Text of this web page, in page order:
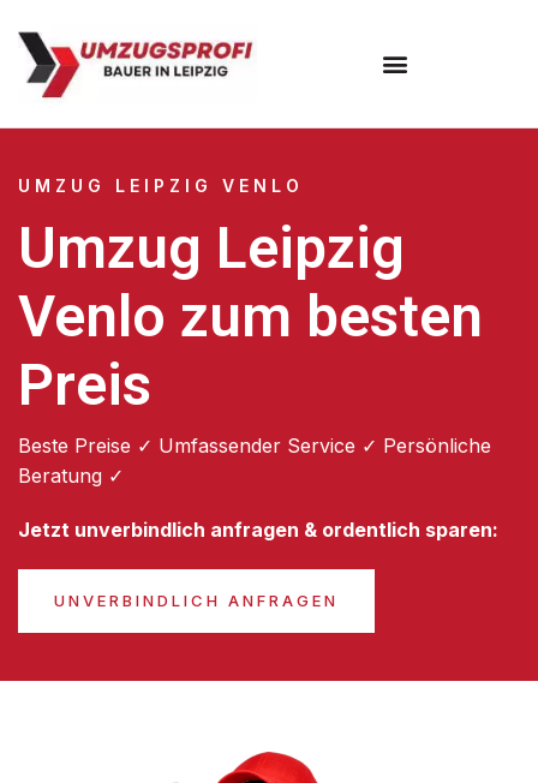
UMZUG LEIPZIG VENLO
Umzug Leipzig
Venlo zum besten
Preis
Beste Preise ✓ Umfassender Service ✓ Persönliche
Beratung ✓
Jetzt unverbindlich anfragen & ordentlich sparen:
UNVERBINDLICH ANFRAGEN